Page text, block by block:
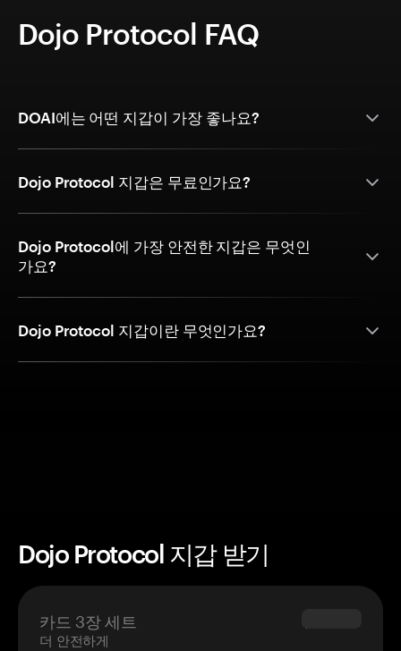
Dojo Protocol FAQ
DOAI에는 어떤 지갑이 가장 좋나요?
Dojo Protocol 지갑은 무료인가요?
Dojo Protocol에 가장 안전한 지갑은 무엇인
가요?
Dojo Protocol 지갑이란 무엇인가요?
Dojo Protocol 지갑 받기
카드 3장 세트
더 안전하게
$69.90